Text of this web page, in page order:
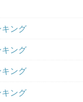
ング
ング
ング
ング